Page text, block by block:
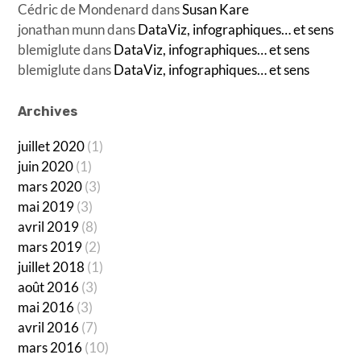
Cédric de MondenarddansSusan Kare
jonathan munndansDataViz, infographiques… et sens
blemiglutedansDataViz, infographiques… et sens
blemiglutedansDataViz, infographiques… et sens
Archives
juillet 2020(1)
juin 2020(1)
mars 2020(3)
mai 2019(3)
avril 2019(8)
mars 2019(2)
juillet 2018 (1)
août 2016(3)
mai 2016(3)
avril 2016(7)
mars 2016(10)